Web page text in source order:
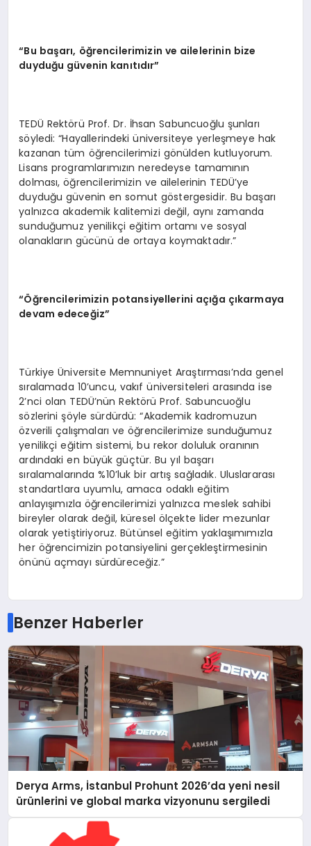
“Bu başarı, öğrencilerimizin ve ailelerinin bize
duyduğu güvenin kanıtıdır”
TEDÜ Rektörü Prof. Dr. İhsan Sabuncuoğlu şunları
söyledi: “Hayallerindeki üniversiteye yerleşmeye hak
kazanan tüm öğrencilerimizi gönülden kutluyorum.
Lisans programlarımızın neredeyse tamamının
dolması, öğrencilerimizin ve ailelerinin TEDÜ’ye
duyduğu güvenin en somut göstergesidir. Bu başarı
yalnızca akademik kalitemizi değil, aynı zamanda
sunduğumuz yenilikçi eğitim ortamı ve sosyal
olanakların gücünü de ortaya koymaktadır.”
“Öğrencilerimizin potansiyellerini açığa çıkarmaya
devam edeceğiz”
Türkiye Üniversite Memnuniyet Araştırması’nda genel
sıralamada 10’uncu, vakıf üniversiteleri arasında ise
2’nci olan TEDÜ’nün Rektörü Prof. Sabuncuoğlu
sözlerini şöyle sürdürdü: “Akademik kadromuzun
özverili çalışmaları ve öğrencilerimize sunduğumuz
yenilikçi eğitim sistemi, bu rekor doluluk oranının
ardındaki en büyük güçtür. Bu yıl başarı
sıralamalarında %10’luk bir artış sağladık. Uluslararası
standartlara uyumlu, amaca odaklı eğitim
anlayışımızla öğrencilerimizi yalnızca meslek sahibi
bireyler olarak değil, küresel ölçekte lider mezunlar
olarak yetiştiriyoruz. Bütünsel eğitim yaklaşımımızla
her öğrencimizin potansiyelini gerçekleştirmesinin
önünü açmayı sürdüreceğiz.”
Benzer Haberler
Derya Arms, İstanbul Prohunt 2026’da yeni nesil
ürünlerini ve global marka vizyonunu sergiledi